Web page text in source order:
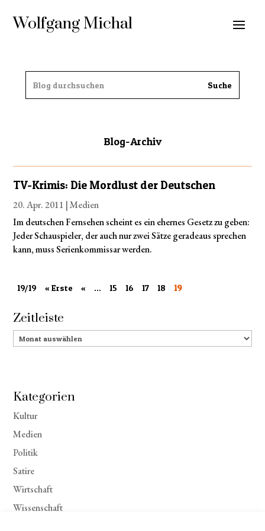
Wolfgang Michal
Blog-Archiv
TV-Krimis: Die Mordlust der Deutschen
20. Apr. 2011 |Medien
Im deutschen Fernsehen scheint es ein ehernes Gesetz zu geben:
Jeder Schauspieler, der auch nur zwei Sätze geradeaus sprechen
kann, muss Serienkommissar werden.
19/19 « Erste « ... 15 16 17 18 19
Zeitleiste
Zeitleiste
Kategorien
Kultur
Medien
Politik
Satire
Wirtschaft
Wissenschaft